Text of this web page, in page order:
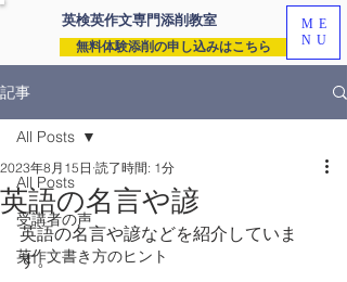
英検英作文専門添削教室
無料体験添削の申し込みはこちら
ME
NU
記事
All Posts
受講者の声
英作文書き方のヒント
All Posts
英語の名言や諺
2023年8月15日 読了時間: 1分
英語の名言や諺などを紹介していま
す。